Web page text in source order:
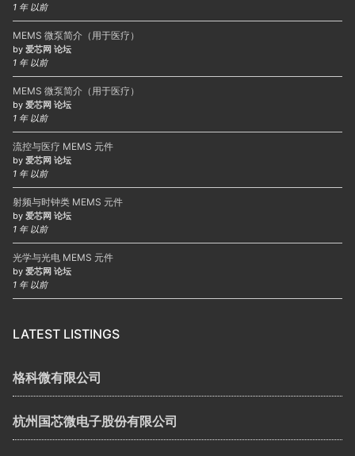
1 年 以前
MEMS 微泵简介（用于医疗）
by 爱芯网 论坛
1 年 以前
MEMS 微泵简介（用于医疗）
by 爱芯网 论坛
1 年 以前
流控与医疗 MEMS 元件
by 爱芯网 论坛
1 年 以前
射频与时钟类 MEMS 元件
by 爱芯网 论坛
1 年 以前
光学与光电 MEMS 元件
by 爱芯网 论坛
1 年 以前
LATEST LISTINGS
格科微有限公司
杭州国芯微电子股份有限公司